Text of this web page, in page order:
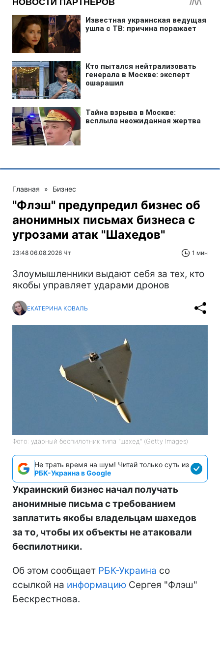
Главная » Бизнес
"Флэш" предупредил бизнес об
анонимных письмах бизнеса с
угрозами атак "Шахедов"
23:48 06.08.2026 Чт 1 мин
Злоумышленники выдают себя за тех, кто
якобы управляет ударами дронов
ЕКАТЕРИНА КОВАЛЬ
Фото: ударный беспилотник типа "шахед" (Getty Images)
Не трать время на шум! Читай только суть из
РБК-Украина в Google
Украинский бизнес начал получать
анонимные письма с требованием
заплатить якобы владельцам шахедов
за то, чтобы их объекты не атаковали
беспилотники.
Об этом сообщает РБК-Украина со
ссылкой на информацию Сергея "Флэш"
Бескрестнова.